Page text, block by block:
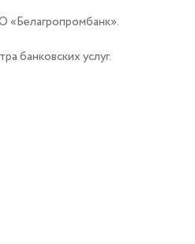
«Белагропромбанк».
банковских услуг.